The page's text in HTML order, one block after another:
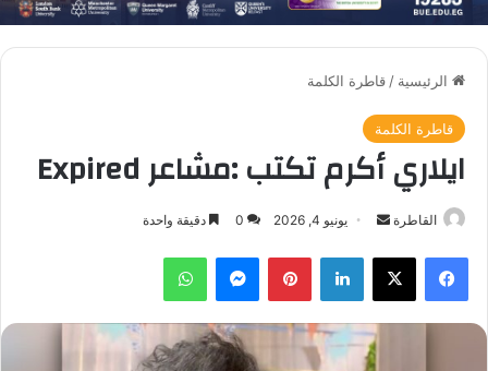
الرئيسية / قاطرة الكلمة
قاطرة الكلمة
ايلاري أكرم تكتب :مشاعر Expired
القاطرة
أرسل
إلكترونيا
يونيو 4, 2026 0 دقيقة واحدة
فيسبوك ‫X لينكدإن بينتيريستماسنجر واتساب